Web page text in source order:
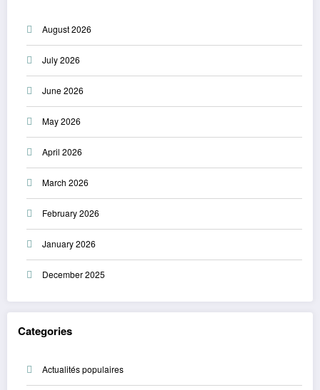
August 2026
July 2026
June 2026
May 2026
April 2026
March 2026
February 2026
January 2026
December 2025
Categories
Actualités populaires